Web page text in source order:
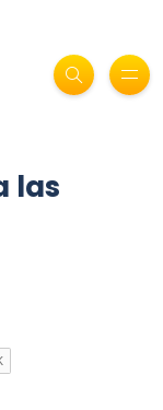
las